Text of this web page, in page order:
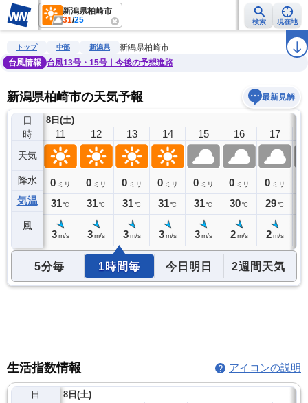
新潟県柏崎市
31/25 検索 現在地
雨雲レーダー 台風情報 地震情報 ラ
トップ 中部 新潟県
新潟県柏崎市
台風情報
台風13号・15号｜今後の予想進路
新潟県柏崎市の天気予報 最新見解
日
時
天気
降水
気温
風
8日(土)
10
0ミリ
31℃
11
0 ミリ
31℃
3 m/s
12
0 ミリ
31℃
3 m/s
13
0 ミリ
31℃
3 m/s
14
0 ミリ
31℃
3 m/s
15
0 ミリ
31℃
3 m/s
16
0 ミリ
30℃
2 m/s
17
0 ミリ
29℃
2 m/s
5分毎 1時間毎 今日明日 2週間天気
生活指数情報 アイコンの説明
日
8日(土)